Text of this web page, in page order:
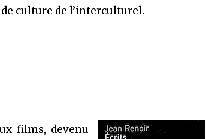
culture de l’interculturel.
films, devenu